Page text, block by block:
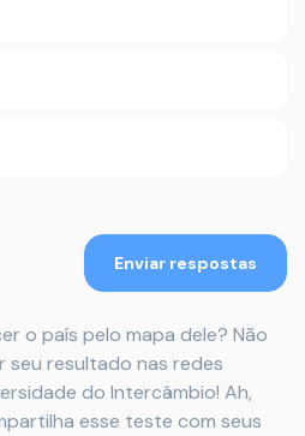
Enviar respostas
o país pelo mapa dele? Não
resultado nas redes
do Intercâmbio! Ah,
esse teste com seus